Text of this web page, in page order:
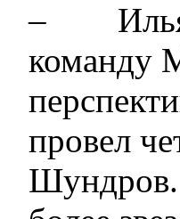
– Илья
команду
провел
Шундров.